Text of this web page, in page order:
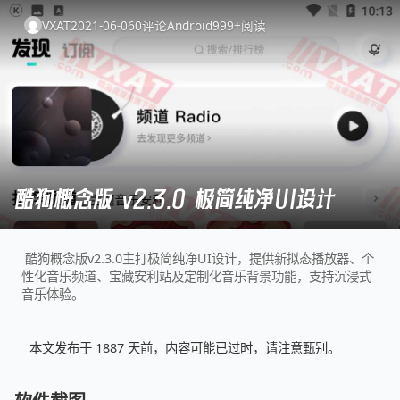
VXAT2021-06-060评论Android999+阅读
酷狗概念版 v2.3.0 极简纯净UI设计
酷狗概念版v2.3.0主打极简纯净UI设计，提供新拟态播放器、个
性化音乐频道、宝藏安利站及定制化音乐背景功能，支持沉浸式
音乐体验。
本文发布于 1887 天前，内容可能已过时，请注意甄别。